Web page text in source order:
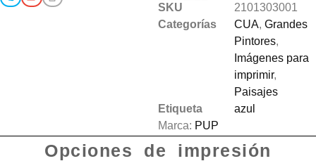
SKU
2101303001
Categorías
CUA, Grandes
Pintores,
Imágenes para
imprimir,
Paisajes
Etiqueta
azul
Marca: PUP
Opciones de impresión